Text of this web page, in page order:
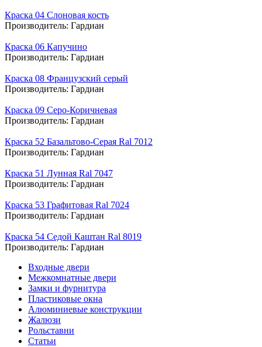
Краска 04 Слоновая кость
Производитель: Гардиан
Краска 06 Капучино
Производитель: Гардиан
Краска 08 Французский серый
Производитель: Гардиан
Краска 09 Серо-Коричневая
Производитель: Гардиан
Краска 52 Базальтово-Серая Ral 7012
Производитель: Гардиан
Краска 51 Лунная Ral 7047
Производитель: Гардиан
Краска 53 Графитовая Ral 7024
Производитель: Гардиан
Краска 54 Седой Каштан Ral 8019
Производитель: Гардиан
Входные двери
Межкомнатные двери
Замки и фурнитура
Пластиковые окна
Алюминиевые конструкции
Жалюзи
Рольставни
Статьи